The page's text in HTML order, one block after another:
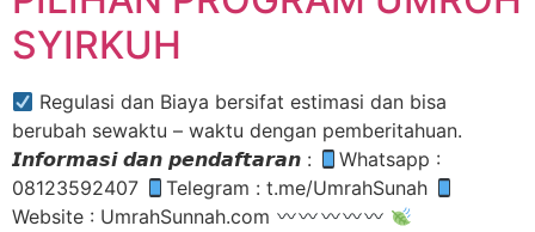
SYIRKUH
Regulasi dan Biaya bersifat estimasi dan bisa
berubah sewaktu – waktu dengan pemberitahuan.
𝙄𝙣𝙛𝙤𝙧𝙢𝙖𝙨𝙞 𝙙𝙖𝙣 𝙥𝙚𝙣𝙙𝙖𝙛𝙩𝙖𝙧𝙖𝙣 :
Whatsapp :
08123592407
Telegram : t.me/UmrahSunah
Website : UmrahSunnah.com